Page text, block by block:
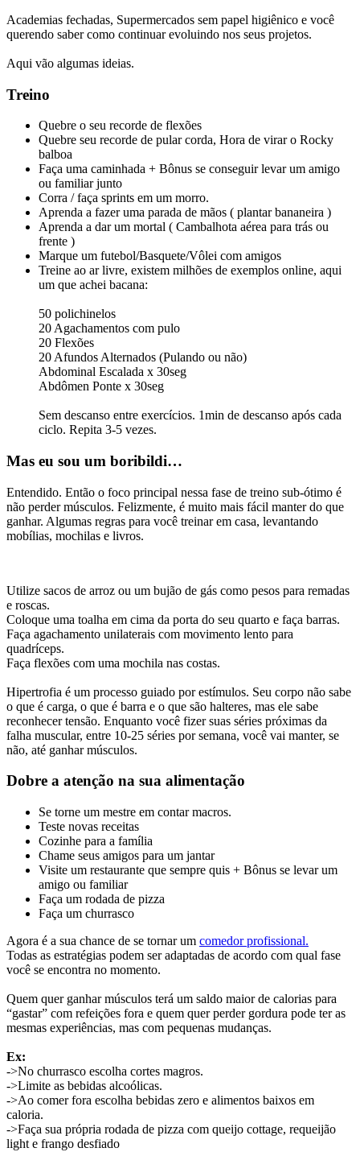
Academias fechadas, Supermercados sem papel higiênico e você
querendo saber como continuar evoluindo nos seus projetos.
Aqui vão algumas ideias.
Treino
Quebre o seu recorde de flexões
Quebre seu recorde de pular corda, Hora de virar o Rocky
balboa
Faça uma caminhada + Bônus se conseguir levar um amigo
ou familiar junto
Corra / faça sprints em um morro.
Aprenda a fazer uma parada de mãos ( plantar bananeira )
Aprenda a dar um mortal ( Cambalhota aérea para trás ou
frente )
Marque um futebol/Basquete/Vôlei com amigos
Treine ao ar livre, existem milhões de exemplos online, aqui
um que achei bacana:
50 polichinelos
20 Agachamentos com pulo
20 Flexões
20 Afundos Alternados (Pulando ou não)
Abdominal Escalada x 30seg
Abdômen Ponte x 30seg
Sem descanso entre exercícios. 1min de descanso após cada
ciclo. Repita 3-5 vezes.
Mas eu sou um boribildi…
Entendido. Então o foco principal nessa fase de treino sub-ótimo é
não perder músculos. Felizmente, é muito mais fácil manter do que
ganhar. Algumas regras para você treinar em casa, levantando
mobílias, mochilas e livros.
Utilize sacos de arroz ou um bujão de gás como pesos para remadas
e roscas.
Coloque uma toalha em cima da porta do seu quarto e faça barras.
Faça agachamento unilaterais com movimento lento para
quadríceps.
Faça flexões com uma mochila nas costas.
Hipertrofia é um processo guiado por estímulos. Seu corpo não sabe
o que é carga, o que é barra e o que são halteres, mas ele sabe
reconhecer tensão. Enquanto você fizer suas séries próximas da
falha muscular, entre 10-25 séries por semana, você vai manter, se
não, até ganhar músculos.
Dobre a atenção na sua alimentação
Se torne um mestre em contar macros.
Teste novas receitas
Cozinhe para a família
Chame seus amigos para um jantar
Visite um restaurante que sempre quis + Bônus se levar um
amigo ou familiar
Faça um rodada de pizza
Faça um churrasco
Agora é a sua chance de se tornar um comedor profissional.
Todas as estratégias podem ser adaptadas de acordo com qual fase
você se encontra no momento.
Quem quer ganhar músculos terá um saldo maior de calorias para
“gastar” com refeições fora e quem quer perder gordura pode ter as
mesmas experiências, mas com pequenas mudanças.
Ex:
->No churrasco escolha cortes magros.
->Limite as bebidas alcoólicas.
->Ao comer fora escolha bebidas zero e alimentos baixos em
caloria.
->Faça sua própria rodada de pizza com queijo cottage, requeijão
light e frango desfiado